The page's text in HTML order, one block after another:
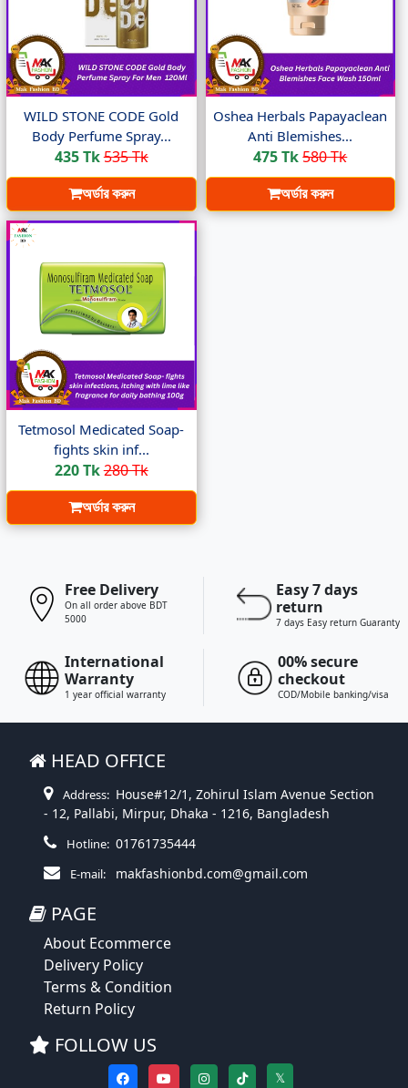
WILD STONE CODE Gold
Body Perfume Spray...
435 Tk535 Tk
অর্ডার করুন
Oshea Herbals Papayaclean
Anti Blemishes...
475 Tk580 Tk
অর্ডার করুন
Tetmosol Medicated Soap-
fights skin inf...
220 Tk280 Tk
অর্ডার করুন
Free Delivery
On all order above BDT
5000
Easy 7 days
return
7 days Easy return Guaranty
International
Warranty
1 year official warranty
00% secure
checkout
COD/Mobile banking/visa
HEAD OFFICE
Address: House#12/1, Zohirul Islam Avenue Section
- 12, Pallabi, Mirpur, Dhaka - 1216, Bangladesh
Hotline: 01761735444
E-mail: makfashionbd.com@gmail.com
PAGE
About Ecommerce
Delivery Policy
Terms & Condition
Return Policy
FOLLOW US
𝕏